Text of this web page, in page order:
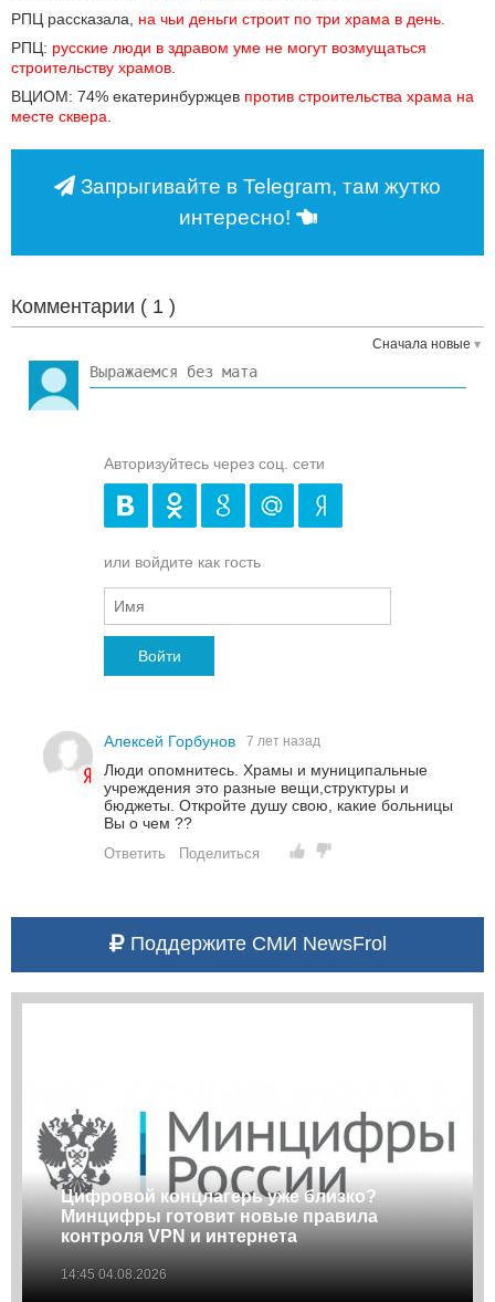
РПЦ рассказала, на чьи деньги строит по три храма в день
РПЦ: русские люди в здравом уме не могут возмущаться
строительству храмов
ВЦИОМ: 74% екатеринбуржцев против строительства храма на
месте сквера
Запрыгивайте в Telegram, там жутко
интересно!
Комментарии ( 1 )
Сначала новые
Авторизуйтесь через соц. сети
или войдите как гость
Войти
Алексей Горбунов 7 лет назад
Люди опомнитесь. Храмы и муниципальные
учреждения это разные вещи,структуры и
бюджеты. Откройте душу свою, какие больницы
Вы о чем ??
Ответить Поделиться
Поддержите СМИ NewsFrol
Цифровой концлагерь уже близко?
Минцифры готовит новые правила
контроля VPN и интернета
14:45 04.08.2026